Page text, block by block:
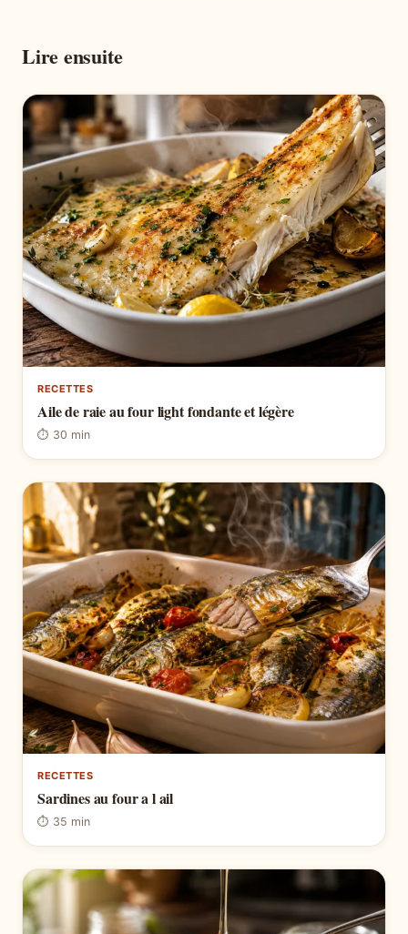
Lire ensuite
RECETTES
Aile de raie au four light fondante et légère
⏱ 30 min
RECETTES
Sardines au four a l ail
⏱ 35 min